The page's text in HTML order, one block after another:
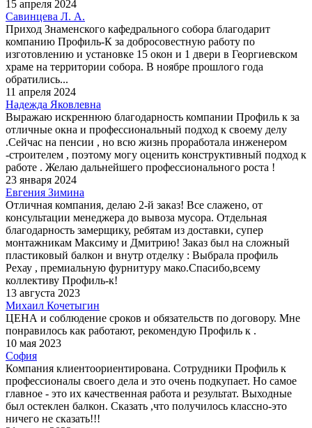
15 апреля 2024
Савинцева Л. А.
Приход Знаменского кафедрального собора благодарит
компанию Профиль-К за добросовестную работу по
изготовлению и установке 15 окон и 1 двери в Георгиевском
храме на территории собора. В ноябре прошлого года
обратились...
11 апреля 2024
Надежда Яковлевна
Выражаю искреннюю благодарность компании Профиль к за
отличные окна и профессиональный подход к своему делу
.Сейчас на пенсии , но всю жизнь проработала инженером
-строителем , поэтому могу оценить конструктивный подход к
работе . Желаю дальнейшего профессионального роста !
23 января 2024
Евгения Зимина
Отличная компания, делаю 2-й заказ! Все слажено, от
консультации менеджера до вывоза мусора. Отдельная
благодарность замерщику, ребятам из доставки, супер
монтажникам Максиму и Дмитрию! Заказ был на сложный
пластиковый балкон и внутр отделку : Выбрала профиль
Рехау , премиальную фурнитуру мако.Спасибо,всему
коллективу Профиль-к!
13 августа 2023
Михаил Кочетыгин
ЦЕНА и соблюдение сроков и обязательств по договору. Мне
понравилось как работают, рекомендую Профиль к .
10 мая 2023
София
Компания клиентоориентирована. Сотрудники Профиль к
профессионалы своего дела и это очень подкупает. Но самое
главное - это их качественная работа и результат. Выходные
был остеклен балкон. Сказать ,что получилось классно-это
ничего не сказать!!!